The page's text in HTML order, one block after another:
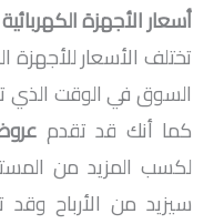
أسعار الأجهزة الكهربائية
تختلف الأسعار
السوق في الوقت الذي
كما أنك قد تقدم
لكسب المزيد من
سيزيد من الأرباح